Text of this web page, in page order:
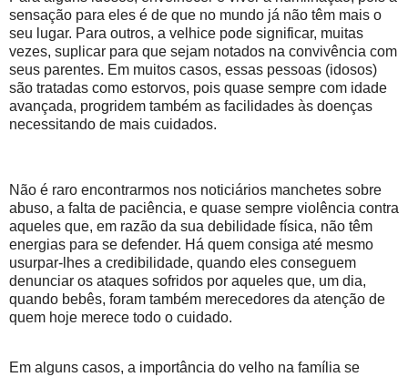
sensação para eles é de que no mundo já não têm mais o
seu lugar. Para outros, a velhice pode significar, muitas
vezes, suplicar para que sejam notados na convivência com
seus parentes. Em muitos casos, essas pessoas (idosos)
são tratadas como estorvos, pois quase sempre com idade
avançada, progridem também as facilidades às doenças
necessitando de mais cuidados.
Não é raro encontrarmos nos noticiários manchetes sobre
abuso, a falta de paciência, e quase sempre violência contra
aqueles que, em razão da sua debilidade física, não têm
energias para se defender. Há quem consiga até mesmo
usurpar-lhes a credibilidade, quando eles conseguem
denunciar os ataques sofridos por aqueles que, um dia,
quando bebês, foram também merecedores da atenção de
quem hoje merece todo o cuidado.
Em alguns casos, a importância do velho na família se